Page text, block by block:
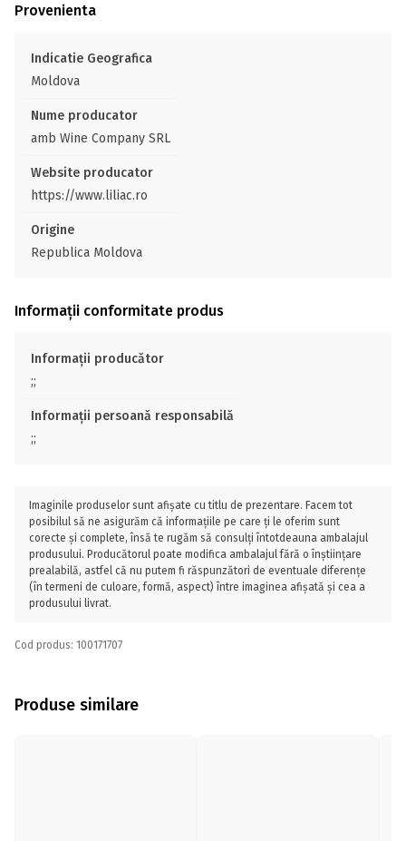
Provenienta
Indicatie Geografica
Moldova
Nume producator
amb Wine Company SRL
Website producator
https://www.liliac.ro
Origine
Republica Moldova
Informații conformitate produs
Informații producător
;;
Informații persoană responsabilă
;;
Imaginile produselor sunt afișate cu titlu de prezentare. Facem tot
posibilul să ne asigurăm că informațiile pe care ți le oferim sunt
corecte și complete, însă te rugăm să consulți întotdeauna ambalajul
produsului. Producătorul poate modifica ambalajul fără o înștiințare
prealabilă, astfel că nu putem fi răspunzători de eventuale diferențe
(în termeni de culoare, formă, aspect) între imaginea afișată și cea a
produsului livrat.
Cod produs: 100171707
Produse similare